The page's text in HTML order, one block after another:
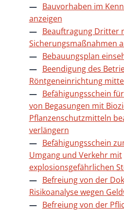
Bauvorhaben im
anzeigen
Beauftragung Dritter
Sicherungsmaßnahmen
Bebauungsplan
Beendigung des
Röntgeneinrichtung
Befähigungsschein
von Begasungen mit
Pflanzenschutzmitteln
verlängern
Befähigungsschein
Umgang und Verkehr mit
explosionsgefährlichen
Befreiung von der
Risikoanalyse wegen
Befreiung von der